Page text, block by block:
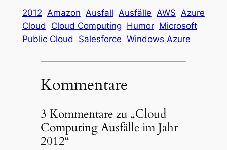
2012 Amazon Ausfall Ausfälle AWS Azure
Cloud
Cloud Computing Humor Microsoft
Public Cloud
Salesforce Windows Azure
Kommentare
3 Kommentare zu „Cloud
Computing Ausfälle im Jahr
2012“